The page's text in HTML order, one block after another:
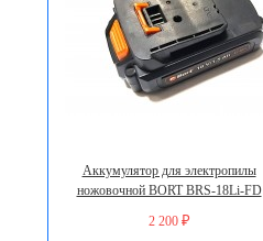
Аккумулятор для электропилы
ножовочной BORT BRS-18Li-FD
2 200 ₽